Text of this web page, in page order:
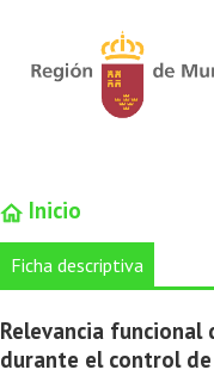
Inicio
Ficha descriptiva
Relevancia funcional
durante el control